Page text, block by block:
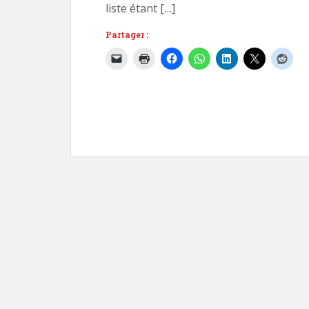
liste étant […]
Partager :